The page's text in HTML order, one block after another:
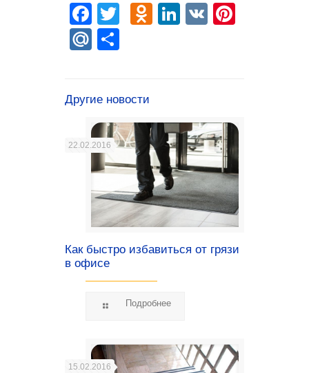
Facebook
TwitterOdnoklassniki
LinkedIn
VK
Mail.Ru
Отправить
Другие новости
22.02.2016
Как быстро избавиться от грязи
в офисе
Подробнее
15.02.2016